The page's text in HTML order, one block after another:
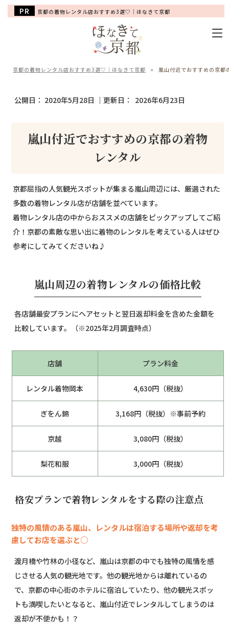
京都の着物レンタル店おすすめ3選♡｜ほなきて京都
京都の着物レンタル店おすすめ3選♡｜ほなきて京都 » 嵐山付近でおすすめの京都
公開日： 2020年5月28日 ｜更新日： 2026年6月23日
嵐山付近でおすすめの京都の着物
レンタル
京都屈指の人気観光スポットが集まる嵐山周辺には、厳選された
多数の着物レンタル店が店舗を並べています。
着物レンタル店の中からおススメの店舗をピックアップしてご紹
介！京都の素敵な思い出に着物のレンタルを考えている人はぜひ
参考にしてみてくださいね♪
嵐山周辺の着物レンタルの価格比較
各店舗最安プランにヘアセットと翌日返却料金を含めた金額を
比較しています。（※2025年2月調査時点）
店舗 プラン料金
レンタル着物岡本 4,630円（税抜）
ぎをん錦 3,168円（税抜）※事前予約
京越 3,080円（税抜）
梨花和服 3,000円（税抜）
格安プランで着物レンタルをする際の注意点
独特の風情のある嵐山、レンタルは宿泊する場所や返却を考
慮してお店を選ぶと○
渡月橋や竹林の小径など、嵐山は京都の中でも独特の風情を感
じさせる人気の観光地です。他の観光地からは離れているの
で、京都の中心街のホテルに宿泊していたり、他の観光スポッ
トも満喫したいとなると、嵐山付近でレンタルしてしまうのは
返却が不便かも！？